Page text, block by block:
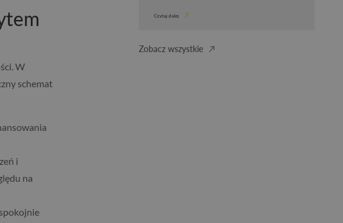
W
schemat
i
na
Czytaj dalej
Zobacz wszystkie